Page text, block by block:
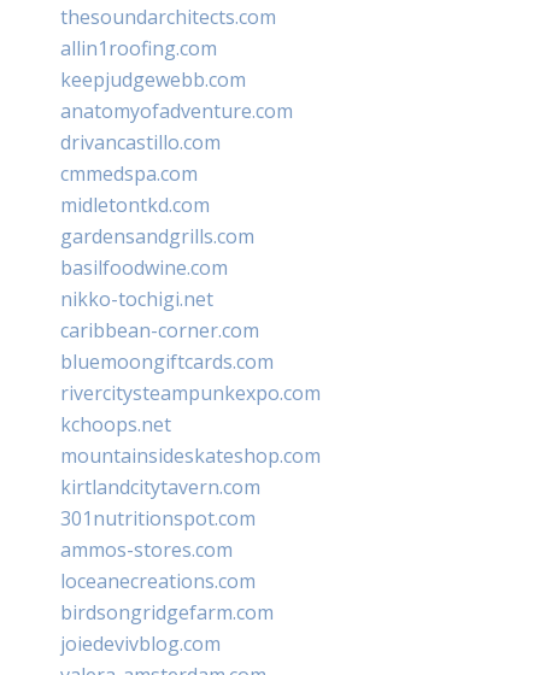
thesoundarchitects.com
allin1roofing.com
keepjudgewebb.com
anatomyofadventure.com
drivancastillo.com
cmmedspa.com
midletontkd.com
gardensandgrills.com
basilfoodwine.com
nikko-tochigi.net
caribbean-corner.com
bluemoongiftcards.com
rivercitysteampunkexpo.com
kchoops.net
mountainsideskateshop.com
kirtlandcitytavern.com
301nutritionspot.com
ammos-stores.com
loceanecreations.com
birdsongridgefarm.com
joiedevivblog.com